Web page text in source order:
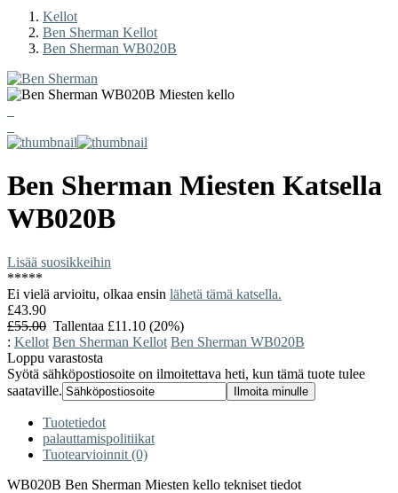
Kellot
Ben Sherman Kellot
Ben Sherman WB020B
Ben Sherman Miesten Katsella
WB020B
Lisää suosikkeihin
*****
Ei vielä arvioitu, olkaa ensin lähetä tämä katsella.
£43.90
£55.00 Tallentaa £11.10 (20%)
: Kellot Ben Sherman Kellot Ben Sherman WB020B
Loppu varastosta
Syötä sähköpostiosoite on ilmoitettava heti, kun tämä tuote tulee
saataville.
Tuotetiedot
palauttamispolitiikat
Tuotearvioinnit (0)
WB020B Ben Sherman Miesten kello tekniset tiedot